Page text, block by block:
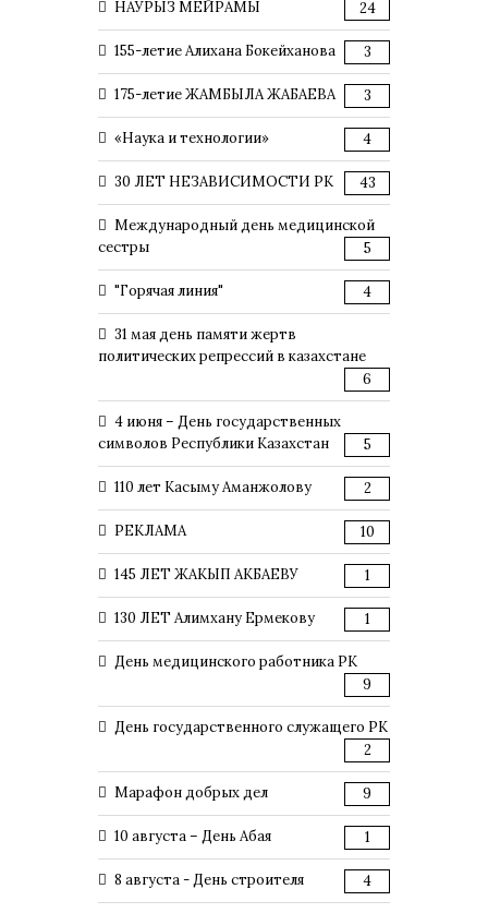
НАУРЫЗ МЕЙРАМЫ 24
155-летие Алихана Бокейханова 3
175-летие ЖАМБЫЛА ЖАБАЕВА 3
«Наука и технологии» 4
30 ЛЕТ НЕЗАВИСИМОСТИ РК 43
Международный день медицинской
сестры
5
"Горячая линия" 4
31 мая день памяти жертв
политических репрессий в казахстане
6
4 июня – День государственных
символов Республики Казахстан
5
110 лет Касыму Аманжолову 2
РЕКЛАМА 10
145 ЛЕТ ЖАКЫП АКБАЕВУ 1
130 ЛЕТ Алимхану Ермекову 1
День медицинского работника РК
9
День государственного служащего РК
2
Марафон добрых дел 9
10 августа – День Абая 1
8 августа - День строителя 4